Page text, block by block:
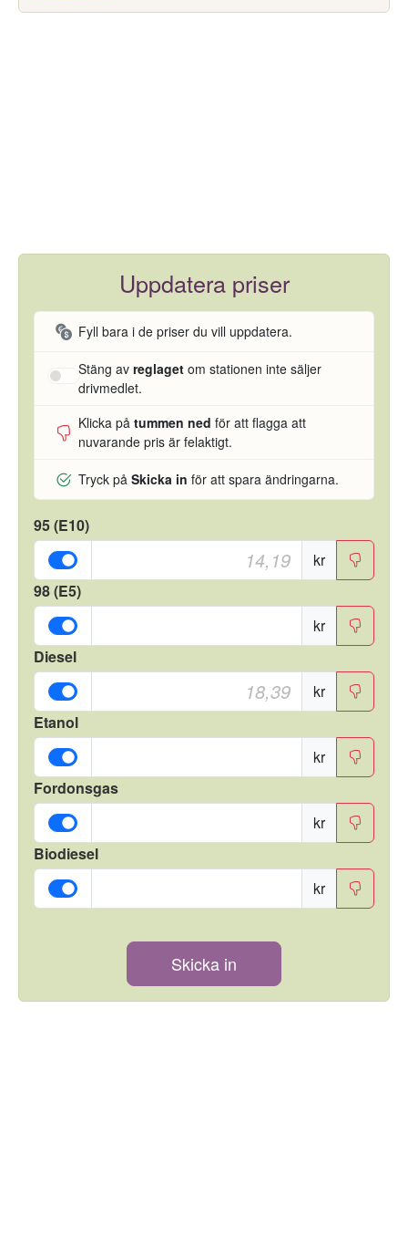
Uppdatera priser
Fyll bara i de priser du vill uppdatera.
Stäng av reglaget om stationen inte säljer
drivmedlet.
Klicka på tummen ned för att flagga att
nuvarande pris är felaktigt.
Tryck på Skicka in för att spara ändringarna.
95 (E10)
kr
98 (E5)
kr
Diesel
kr
Etanol
kr
Fordonsgas
kr
Biodiesel
kr
Skicka in